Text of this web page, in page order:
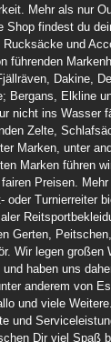
Mehr als nur
Shop findest du
und
führenden
Dakine,
Bergans, Elkline
nicht ins Wasser
Zelte,
Marken, unter
Marken führen
Preisen.
oder Turnierreiter
Gerten,
Wir legen großen
haben uns
anderem von
und viele
und
Dir viel Spaß